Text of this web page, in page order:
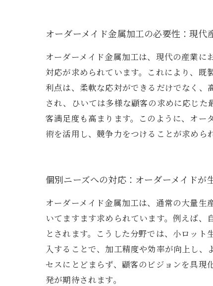
オーダーメイド金属加工の必要性：現代
オーダーメイド金属加工は、現代の産業
対応が求められています。これにより、既
利点は、柔軟な応対ができるだけでなく
され、ひいては多様な顧客の求めに応じ
客満足度も高まります。このように、オー
術を活用し、競争力をつけることが求められ
個別ニーズへの対応：オーダーメイドが
オーダーメイド金属加工は、通常の大量
いてますます求められています。例えば
とされます。こうした分野では、小ロッ
入することで、加工精度や効率が向上し
セスにとどまらず、顧客のビジョンを具現
発が期待されます。